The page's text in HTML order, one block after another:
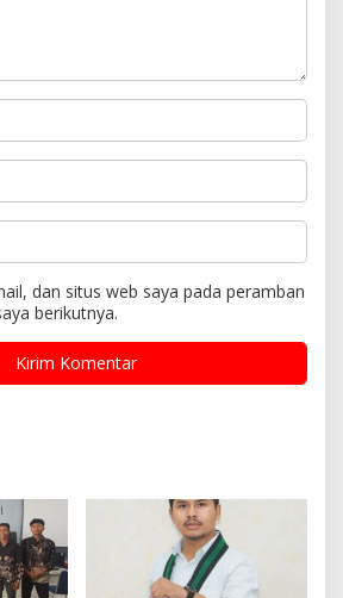
dan situs web saya pada peramban
berikutnya.